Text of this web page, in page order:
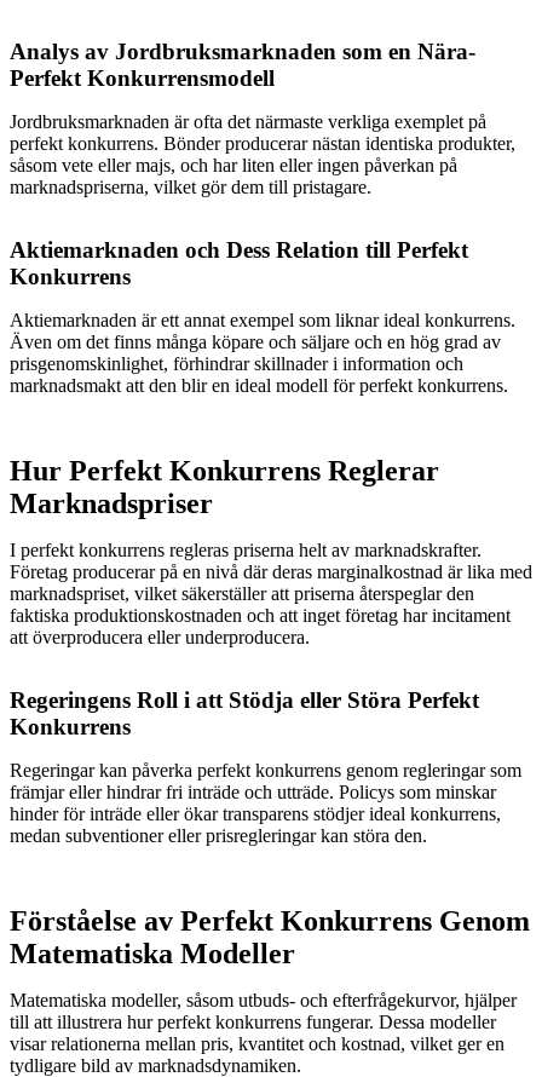
Analys av Jordbruksmarknaden som en Nära-
Perfekt Konkurrensmodell
Jordbruksmarknaden är ofta det närmaste verkliga exemplet på
perfekt konkurrens. Bönder producerar nästan identiska produkter,
såsom vete eller majs, och har liten eller ingen påverkan på
marknadspriserna, vilket gör dem till pristagare.
Aktiemarknaden och Dess Relation till Perfekt
Konkurrens
Aktiemarknaden är ett annat exempel som liknar ideal konkurrens.
Även om det finns många köpare och säljare och en hög grad av
prisgenomskinlighet, förhindrar skillnader i information och
marknadsmakt att den blir en ideal modell för perfekt konkurrens.
Hur Perfekt Konkurrens Reglerar
Marknadspriser
I perfekt konkurrens regleras priserna helt av marknadskrafter.
Företag producerar på en nivå där deras marginalkostnad är lika med
marknadspriset, vilket säkerställer att priserna återspeglar den
faktiska produktionskostnaden och att inget företag har incitament
att överproducera eller underproducera.
Regeringens Roll i att Stödja eller Störa Perfekt
Konkurrens
Regeringar kan påverka perfekt konkurrens genom regleringar som
främjar eller hindrar fri inträde och utträde. Policys som minskar
hinder för inträde eller ökar transparens stödjer ideal konkurrens,
medan subventioner eller prisregleringar kan störa den.
Förståelse av Perfekt Konkurrens Genom
Matematiska Modeller
Matematiska modeller, såsom utbuds- och efterfrågekurvor, hjälper
till att illustrera hur perfekt konkurrens fungerar. Dessa modeller
visar relationerna mellan pris, kvantitet och kostnad, vilket ger en
tydligare bild av marknadsdynamiken.